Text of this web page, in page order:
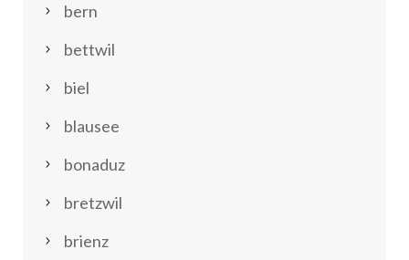
bern
bettwil
biel
blausee
bonaduz
bretzwil
brienz